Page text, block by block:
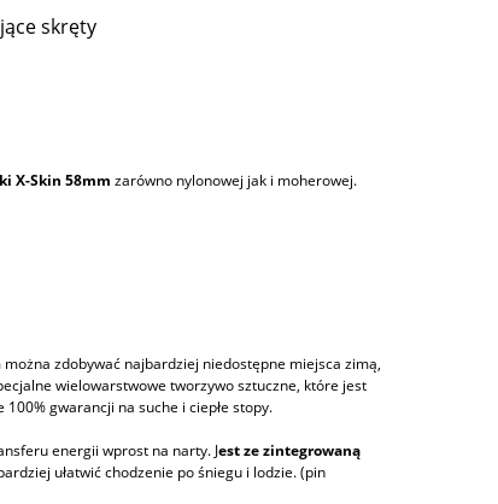
skręty
X-Skin 58mm zarówno nylonowej jak i moherowej.
zdobywać najbardziej niedostępne miejsca zimą,
wielowarstwowe tworzywo sztuczne, które jest
gwarancji na suche i ciepłe stopy.
energii wprost na narty. Jest ze zintegrowaną
ułatwić chodzenie po śniegu i lodzie. (pin